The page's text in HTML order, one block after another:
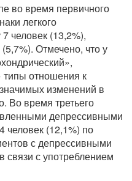
во время первичного
легкого
человек (13,2%),
Отмечено, что у
типы отношения к
изменений в
Во время третьего
депрессивными
человек (12,1%) по
с депрессивными
связи с употреблением